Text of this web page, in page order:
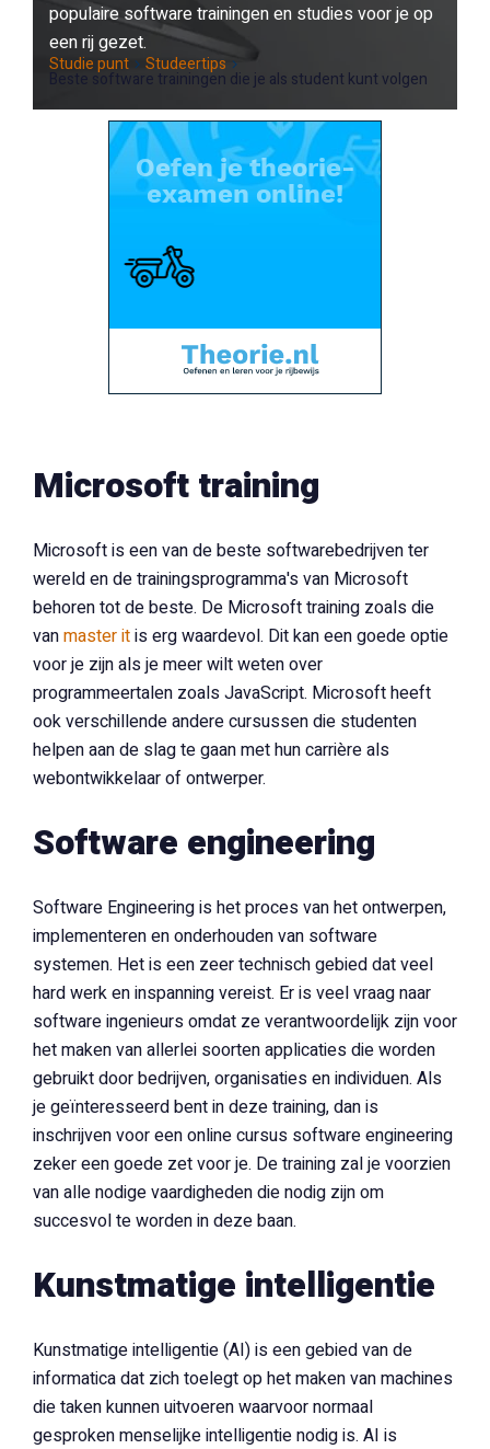
populaire software trainingen en studies voor je op
een rij gezet.
Studie punt Studeertips
Beste software trainingen die je als student kunt volgen
Microsoft training
Microsoft is een van de beste softwarebedrijven ter
wereld en de trainingsprogramma's van Microsoft
behoren tot de beste. De Microsoft training zoals die
vanmaster itis erg waardevol. Dit kan een goede optie
voor je zijn als je meer wilt weten over
programmeertalen zoals JavaScript. Microsoft heeft
ook verschillende andere cursussen die studenten
helpen aan de slag te gaan met hun carrière als
webontwikkelaar of ontwerper.
Software engineering
Software Engineering is het proces van het ontwerpen,
implementeren en onderhouden van software
systemen. Het is een zeer technisch gebied dat veel
hard werk en inspanning vereist. Er is veel vraag naar
software ingenieurs omdat ze verantwoordelijk zijn voor
het maken van allerlei soorten applicaties die worden
gebruikt door bedrijven, organisaties en individuen. Als
je geïnteresseerd bent in deze training, dan is
inschrijven voor een online cursus software engineering
zeker een goede zet voor je. De training zal je voorzien
van alle nodige vaardigheden die nodig zijn om
succesvol te worden in deze baan.
Kunstmatige intelligentie
Kunstmatige intelligentie (AI) is een gebied van de
informatica dat zich toelegt op het maken van machines
die taken kunnen uitvoeren waarvoor normaal
gesproken menselijke intelligentie nodig is. AI is